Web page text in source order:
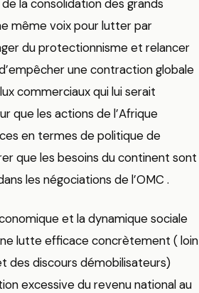
la consolidation des grands
même voix pour lutter par
du protectionnisme et relancer
une contraction globale
commerciaux qui lui serait
que les actions de l’Afrique
en termes de politique de
que les besoins du continent sont
les négociations de l’OMC .
et la dynamique sociale
lutte efficace concrètement ( loin
des discours démobilisateurs)
excessive du revenu national au